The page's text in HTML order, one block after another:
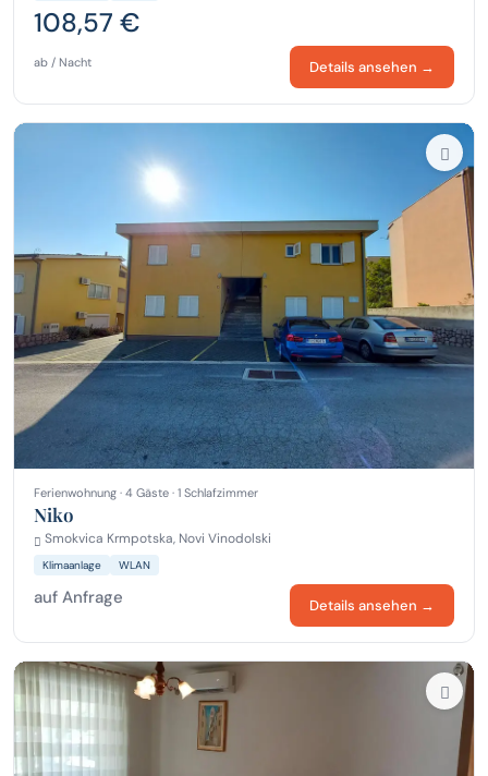
108,57 €
ab / Nacht Details ansehen →
Ferienwohnung · 4 Gäste · 1 Schlafzimmer
Niko
Smokvica Krmpotska, Novi Vinodolski
Klimaanlage WLAN
auf Anfrage Details ansehen →